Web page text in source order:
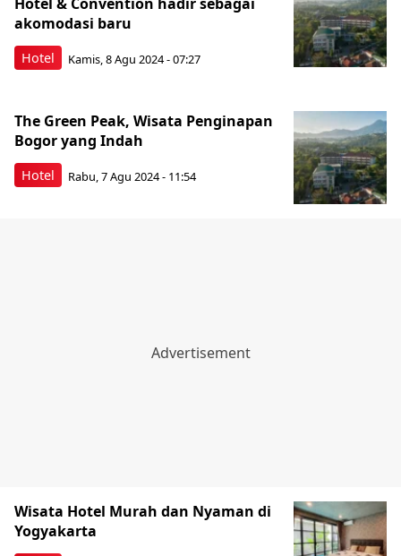
Hotel
akomodasi baru
Kamis, 8 Agu 2024 - 07:27
Hotel
The Green Peak, Wisata Penginapan
Bogor yang Indah
Rabu, 7 Agu 2024 - 11:54
Wisata Hotel Murah dan Nyaman di
Yogyakarta